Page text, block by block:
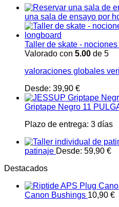
una sala de ensayo por
Taller de skate -
Valorado con 5.00 de 5
valoraciones globales
Desde: 39,90 €
Griptape Negro 11
Plazo de entrega: 3 días
patinaje Desde: 59,90 €
Destacados
Canon Bushings 10,90 €